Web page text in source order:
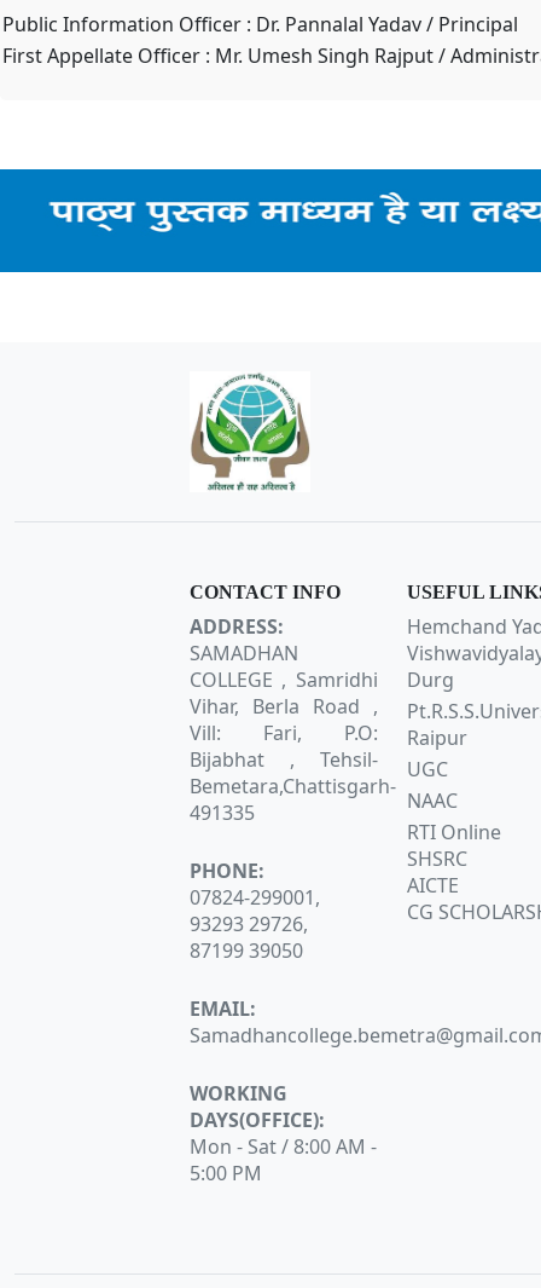
Public Information Officer : Dr. Pannalal Yadav / Principal
First Appellate Officer : Mr. Umesh Singh Rajput /
CONTACT INFO
ADDRESS:
SAMADHAN
COLLEGE , Samridhi
Vihar, Berla Road ,
Vill: Fari, P.O:
Bijabhat , Tehsil-
Bemetara,Chattisgarh-
491335
PHONE:
07824-299001,
93293 29726,
87199 39050
EMAIL:
WORKING
DAYS(OFFICE):
Mon - Sat / 8:00 AM -
5:00 PM
USEFUL
Hemchand
Durg
Raipur
UGC
NAAC
RTI Online
SHSRC
AICTE
CG